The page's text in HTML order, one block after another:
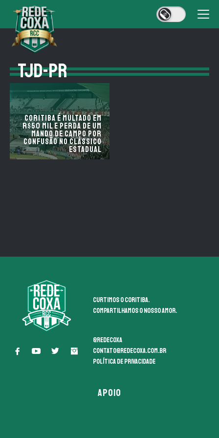
TJD-PR
Coritiba é multado em
R$50 mil e perda de um
mando de campo por
confusão no clássico
estadual
Curtimos o coritiba.
Compartilhamos o nosso amor.
@redecoxa
contato@redecoxa.com.br
Política de Privacidade
APOIO